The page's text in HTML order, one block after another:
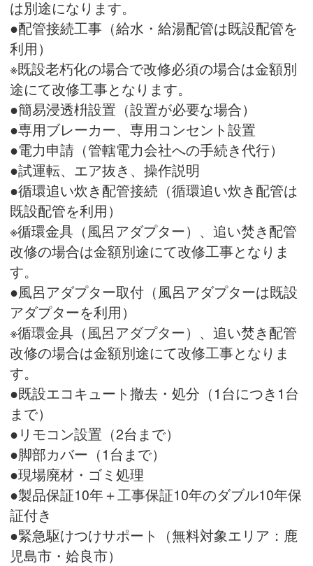
は別途になります。
●配管接続工事（給水・給湯配管は既設配管を
利用）
※既設老朽化の場合で改修必須の場合は金額別
途にて改修工事となります。
●簡易浸透枡設置（設置が必要な場合）
●専用ブレーカー、専用コンセント設置
●電力申請（管轄電力会社への手続き代行）
●試運転、エア抜き、操作説明
●循環追い炊き配管接続（循環追い炊き配管は
既設配管を利用）
※循環金具（風呂アダプター）、追い焚き配管
改修の場合は金額別途にて改修工事となりま
す。
●風呂アダプター取付（風呂アダプターは既設
アダプターを利用）
※循環金具（風呂アダプター）、追い焚き配管
改修の場合は金額別途にて改修工事となりま
す。
●既設エコキュート撤去・処分（1台につき1台
まで）
●リモコン設置（2台まで）
●脚部カバー（1台まで）
●現場廃材・ゴミ処理
●製品保証10年＋工事保証10年のダブル10年保
証付き
●緊急駆けつけサポート（無料対象エリア：鹿
児島市・姶良市）